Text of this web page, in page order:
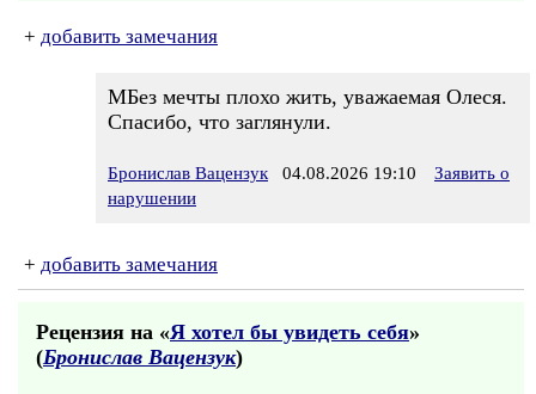
+ добавить замечания
МБез мечты плохо жить, уважаемая Олеся.
Спасибо, что заглянули.
Бронислав Вацензук 04.08.2026 19:10
Заявить о
нарушении
+ добавить замечания
Рецензия на «Я хотел бы увидеть себя»
(Бронислав Вацензук)